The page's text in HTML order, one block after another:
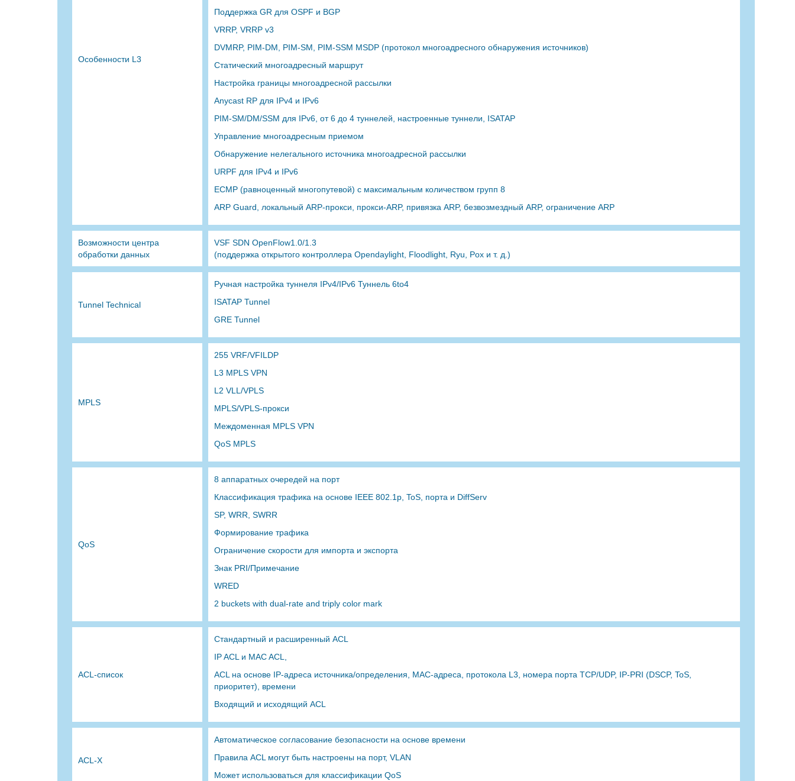
Особенности L3
Поддержка GR для OSPF и BGP
VRRP, VRRP v3
DVMRP, PIM-DM, PIM-SM, PIM-SSM MSDP (протокол многоадресного обнаружения источников)
Статический многоадресный маршрут
Настройка границы многоадресной рассылки
Anycast RP для IPv4 и IPv6
PIM-SM/DM/SSM для IPv6, от 6 до 4 туннелей, настроенные туннели, ISATAP
Управление многоадресным приемом
Обнаружение нелегального источника многоадресной рассылки
URPF для IPv4 и IPv6
ECMP (равноценный многопутевой) с максимальным количеством групп 8
ARP Guard, локальный ARP-прокси, прокси-ARP, привязка ARP, безвозмездный ARP, ограничение ARP
Возможности центра
обработки данных
VSF SDN OpenFlow1.0/1.3
(поддержка открытого контроллера Opendaylight, Floodlight, Ryu, Pox и т. д.)
Tunnel Technical
Ручная настройка туннеля IPv4/IPv6 Туннель 6to4
ISATAP Tunnel
GRE Tunnel
MPLS
255 VRF/VFILDP
L3 MPLS VPN
L2 VLL/VPLS
MPLS/VPLS-прокси
Междоменная MPLS VPN
QoS MPLS
QoS
8 аппаратных очередей на порт
Классификация трафика на основе IEEE 802.1p, ToS, порта и DiffServ
SP, WRR, SWRR
Формирование трафика
Ограничение скорости для импорта и экспорта
Знак PRI/Примечание
WRED
2 buckets with dual-rate and triply color mark
ACL-список
Стандартный и расширенный ACL
IP ACL и MAC ACL,
ACL на основе IP-адреса источника/определения, MAC-адреса, протокола L3, номера порта TCP/UDP, IP-PRI (DSCP, ToS,
приоритет), времени
Входящий и исходящий ACL
ACL-X
Автоматическое согласование безопасности на основе времени
Правила ACL могут быть настроены на порт, VLAN
Может использоваться для классификации QoS